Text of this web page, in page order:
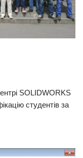
SOLIDWORKS
студентів за